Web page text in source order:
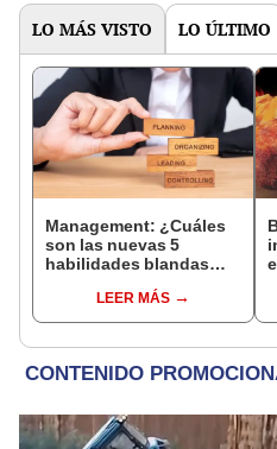
LO MÁS VISTO LO ÚLTIMO
Management: ¿Cuáles
son las nuevas 5
habilidades blandas
liderazgo?LEER MÁS